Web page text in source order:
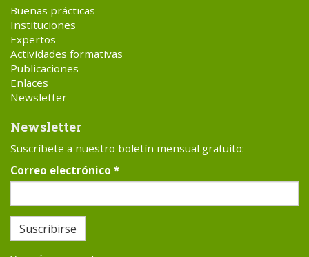
Buenas prácticas
Instituciones
Expertos
Actividades formativas
Publicaciones
Enlaces
Newsletter
Newsletter
Suscríbete a nuestro boletín mensual gratuito:
Correo electrónico *
Suscribirse